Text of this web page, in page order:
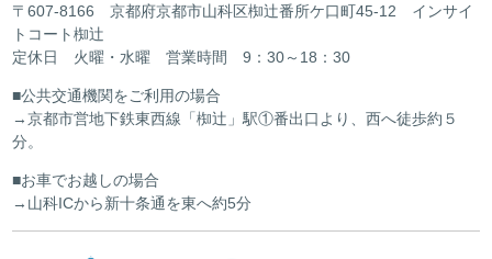
〒607-8166 京都府京都市山科区椥辻番所ケ口町45-12 インサイ
トコート椥辻
定休日 火曜・水曜 営業時間 9：30～18：30
公共交通機関をご利用の場合
京都市営地下鉄東西線「椥辻」駅①番出口より、西へ徒歩約５
分。
お車でお越しの場合
山科ICから新十条通を東へ約5分